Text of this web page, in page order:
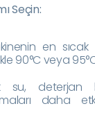
Seçin:
en sıcak
90°C veya
su, deterjan
daha